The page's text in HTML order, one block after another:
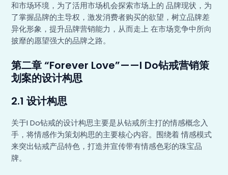
和市场环境，为了活用市场机会探索市场上的 品牌现状，为
了掌握品牌的主导权，激发消费者购买的欲望，树立品牌差
异化形象，提升品牌营销能力，从而走上 在市场竞争中所向
披靡的愿望强大的品牌之路。
第二章 “Forever Love”——I Do钻戒营销策
划案的设计构思
2.1 设计构思
关于I Do钻戒的设计构思主要是从钻戒所主打的情感概念入
手，将情感作为策划构思的主要核心内容。围绕着 情感模式
来突出钻戒产品特色，打造并宣传带有情感色彩的珠宝品
牌。